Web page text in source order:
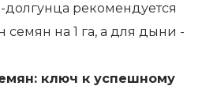
рекомендуется
семян на 1 га, а для дыни -
ключ к успешному